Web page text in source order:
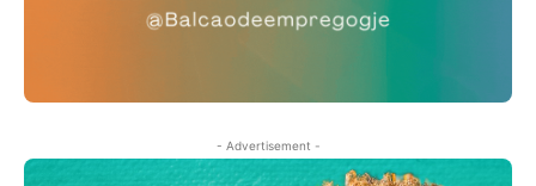
- Advertisement -